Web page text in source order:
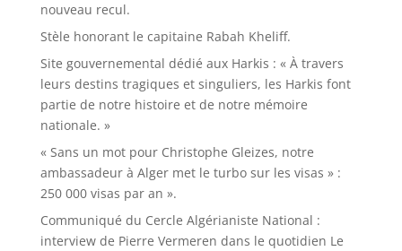
nouveau recul.
Stèle honorant le capitaine Rabah Kheliff.
Site gouvernemental dédié aux Harkis : « À travers
leurs destins tragiques et singuliers, les Harkis font
partie de notre histoire et de notre mémoire
nationale. »
« Sans un mot pour Christophe Gleizes, notre
ambassadeur à Alger met le turbo sur les visas » :
250 000 visas par an ».
Communiqué du Cercle Algérianiste National :
interview de Pierre Vermeren dans le quotidien Le